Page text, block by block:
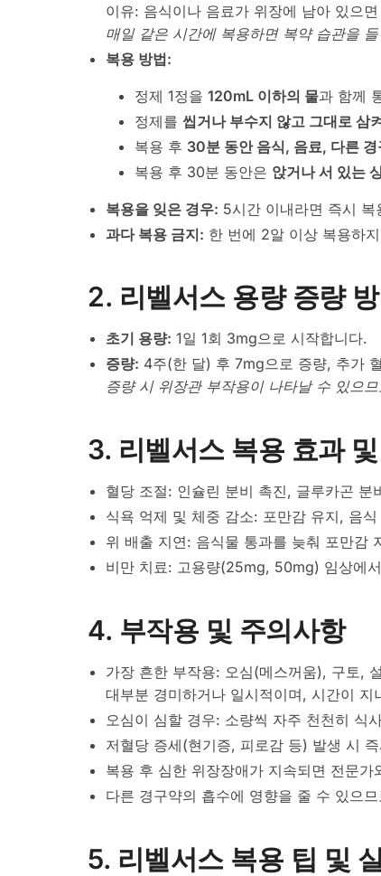
이유: 음식이나 음료가 위장에 남아 있으
매일 같은 시간에 복용하면 복약 습관을
복용 방법:
정제 1정을 120mL 이하의 물과 함께
정제를 씹거나 부수지 않고 그대로 삼
복용 후 30분 동안 음식, 음료, 다른 경
복용 후 30분 동안은 앉거나 서 있는
복용을 잊은 경우: 5시간 이내라면 즉시
과다 복용 금지: 한 번에 2알 이상 복용하
2. 리벨서스 용량 증량
초기 용량: 1일 1회 3mg으로 시작합니다.
증량: 4주(한 달) 후 7mg으로 증량, 추가
증량 시 위장관 부작용이 나타날 수 있으
3. 리벨서스 복용 효과
혈당 조절: 인슐린 분비 촉진, 글루카곤 분
식욕 억제 및 체중 감소: 포만감 유지, 음
위 배출 지연: 음식물 통과를 늦춰 포만감
비만 치료: 고용량(25mg, 50mg) 임상에
4. 부작용 및 주의사항
가장 흔한 부작용: 오심(메스꺼움), 구토,
대부분 경미하거나 일시적이며, 시간이 지
오심이 심할 경우: 소량씩 자주 천천히 식
저혈당 증세(현기증, 피로감 등) 발생 시
복용 후 심한 위장장애가 지속되면 전문가
다른 경구약의 흡수에 영향을 줄 수 있으
5. 리벨서스 복용 팁 및